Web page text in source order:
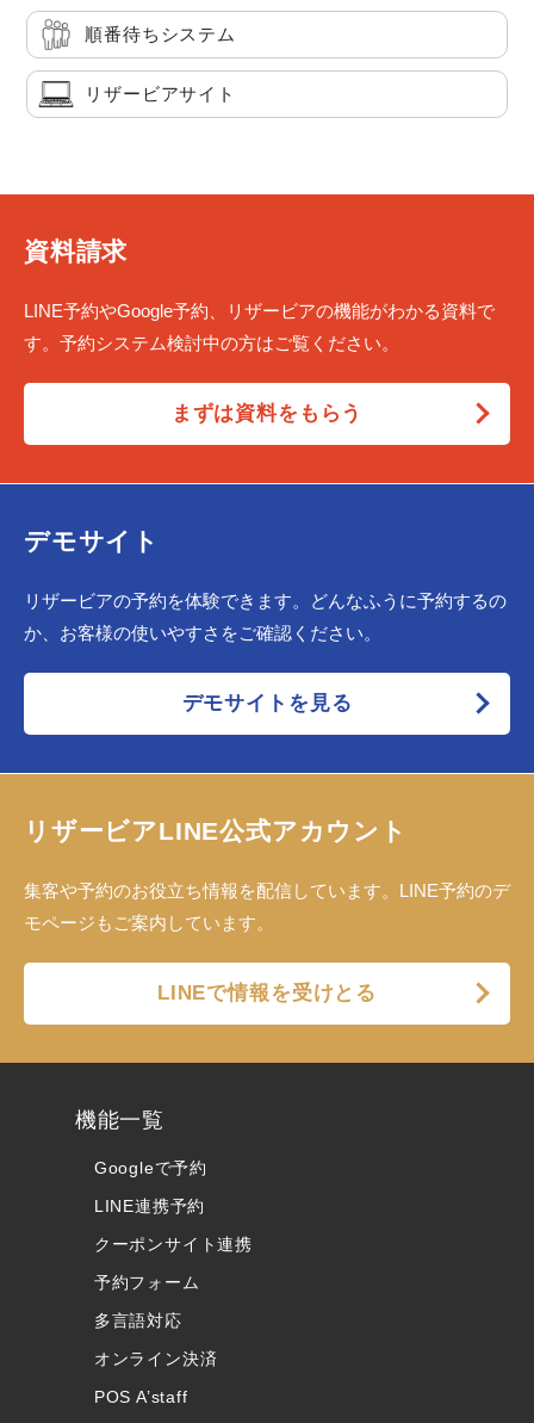
順番待ちシステム
リザービアサイト
資料請求
LINE予約やGoogle予約、リザービアの機能がわかる資料で
す。予約システム検討中の方はご覧ください。
まずは資料をもらう
デモサイト
リザービアの予約を体験できます。どんなふうに予約するの
か、お客様の使いやすさをご確認ください。
デモサイトを見る
リザービアLINE公式アカウント
集客や予約のお役立ち情報を配信しています。LINE予約のデ
モページもご案内しています。
LINEで情報を受けとる
機能一覧
Googleで予約
LINE連携予約
クーポンサイト連携
予約フォーム
多言語対応
オンライン決済
POS A’staff